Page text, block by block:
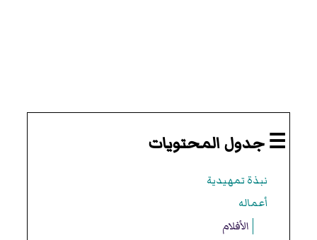
☰ جدول المحتويات
نبذة تمهيدية
أعماله
الأفلام